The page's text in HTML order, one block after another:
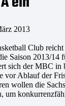
2013
Club
Saison 2013/14
sich der MBC in
vor Ablauf der
wollen die
um